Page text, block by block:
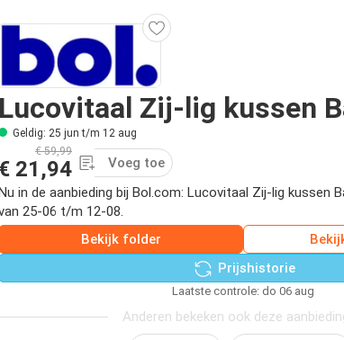
Lucovitaal Zij-lig kussen
Geldig: 25 jun t/m 12 aug
€ 59,99
€ 21,94
Voeg toe
in de aanbieding bij Bol.com: Lucovitaal Zij-lig kussen
25-06 t/m 12-08.
Bekijk folder
Prijshistorie
Laatste controle: do 06 aug
Anderen bekeken ook deze